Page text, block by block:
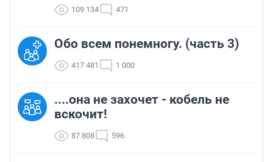
109 134 471
Обо всем понемногу. (часть 3)
417 481 1 000
....она не захочет - кобель не
вскочит!
87 808 596